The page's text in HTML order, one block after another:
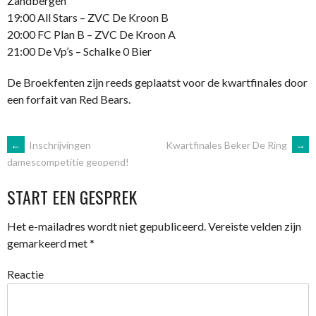
19:00 All Stars – ZVC De Kroon B
20:00 FC Plan B – ZVC De Kroon A
21:00 De Vp’s – Schalke 0 Bier
De Broekfenten zijn reeds geplaatst voor de kwartfinales door
een forfait van Red Bears.
BERICHTNAVIGATIE
←
Inschrijvingen
damescompetitie geopend!
Kwartfinales Beker De Ring →
START EEN GESPREK
Het e-mailadres wordt niet gepubliceerd.Vereiste velden zijn
gemarkeerd met*
Reactie